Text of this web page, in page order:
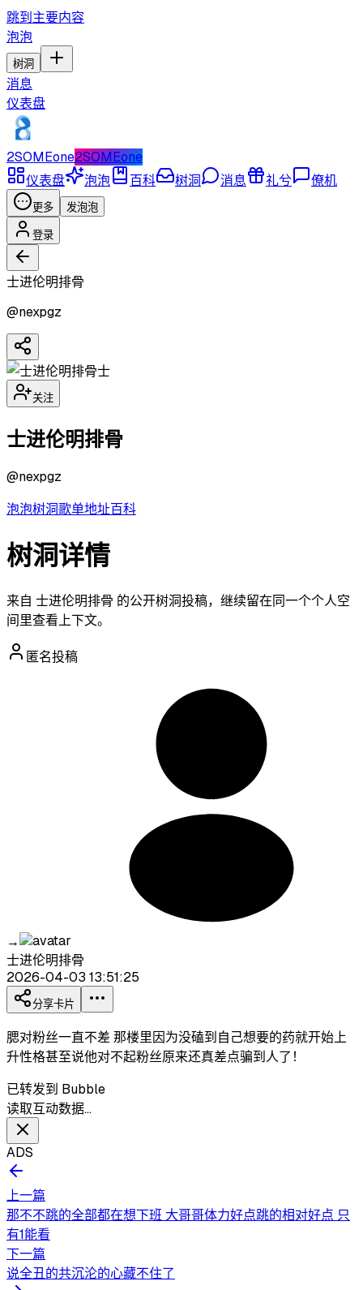
跳到主要内容
泡泡
树洞
消息
仪表盘
2SOMEone2SOMEone
仪表盘
泡泡 百科 树洞 消息 礼兮 僚机
更多 发泡泡
登录
士进伦明排骨
@nexpgz
士
关注
士进伦明排骨
@nexpgz
泡泡树洞歌单地址百科
树洞详情
来自 士进伦明排骨 的公开树洞投稿，继续留在同一个个人空
间里查看上下文。
匿名投稿
→
士进伦明排骨
2026-04-03 13:51:25
分享卡片
腮对粉丝一直不差 那楼里因为没磕到自己想要的药就开始上
升性格甚至说他对不起粉丝原来还真差点骗到人了！
已转发到 Bubble
读取互动数据…
ADS
上一篇
那不不跳的全部都在想下班 大哥哥体力好点跳的相对好点 只
有1能看
下一篇
说全丑的共沉沦的心藏不住了